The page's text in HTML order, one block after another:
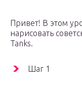
Привет! В этом
нарисовать
Tanks.
Шаг 1